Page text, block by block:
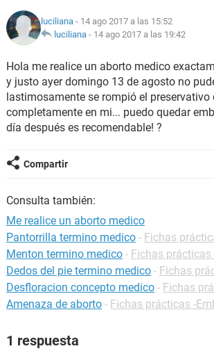
luciliana - 14 ago 2017 a las 15:52
luciliana - 14 ago 2017 a las 19:42
Hola me realice un aborto medico
y justo ayer domingo 13 de agosto no
lastimosamente se rompió el
completamente en mi... puedo quedar
día después es recomendable! ?
Compartir
Consulta también:
Me realice un aborto medico
Pantorrilla termino medico - Fichas
Menton termino medico - Fichas prácticas
Dedos del pie termino medico - Fichas
Desfloracion concepto medico - Fichas
Amenaza de aborto - Fichas prácticas -
1 respuesta